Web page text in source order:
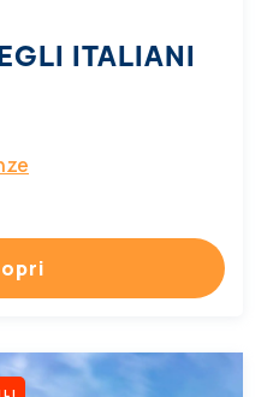
ITALIANI